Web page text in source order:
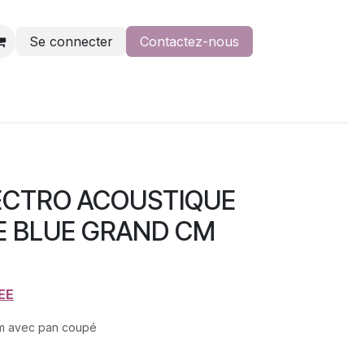
Se connecter Contactez-nous
ACOUSTIQUE
BLUE GRAND CM
avec pan coupé